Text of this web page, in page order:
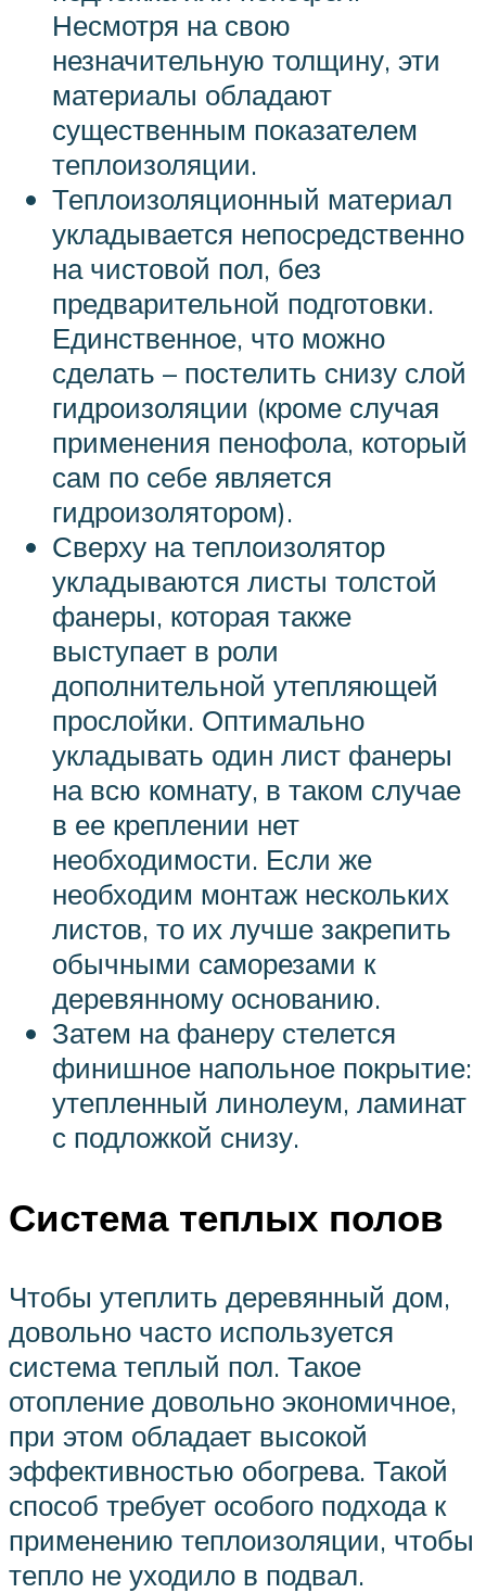
Несмотря на свою
незначительную толщину, эти
материалы обладают
существенным показателем
теплоизоляции.
Теплоизоляционный материал
укладывается непосредственно
на чистовой пол, без
предварительной подготовки.
Единственное, что можно
сделать – постелить снизу слой
гидроизоляции (кроме случая
применения пенофола, который
сам по себе является
гидроизолятором).
Сверху на теплоизолятор
укладываются листы толстой
фанеры, которая также
выступает в роли
дополнительной утепляющей
прослойки. Оптимально
укладывать один лист фанеры
на всю комнату, в таком случае
в ее креплении нет
необходимости. Если же
необходим монтаж нескольких
листов, то их лучше закрепить
обычными саморезами к
деревянному основанию.
Затем на фанеру стелется
финишное напольное покрытие:
утепленный линолеум, ламинат
с подложкой снизу.
Система теплых полов
Чтобы утеплить деревянный дом,
довольно часто используется
система теплый пол. Такое
отопление довольно экономичное,
при этом обладает высокой
эффективностью обогрева. Такой
способ требует особого подхода к
применению теплоизоляции, чтобы
тепло не уходило в подвал.